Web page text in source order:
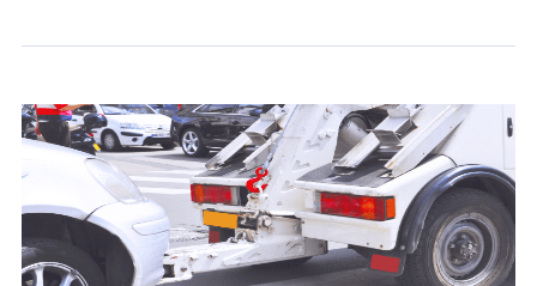
7.社員（従業者）の個人情報
人事･勤怠･健康・労務等の管理、給与支給、福利厚生・採用
退職関連処理等の各種手続きのため、当社と従業員または従
業員同士の連絡のため
8.取引先個人情報